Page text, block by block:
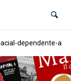
dependente-a-